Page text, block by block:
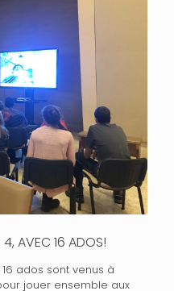
4, AVEC 16 ADOS!
ados sont venus à
jouer ensemble aux